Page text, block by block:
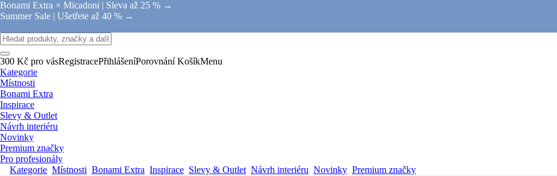
Bonami Extra × Micadoni | Sleva až 25 % →
Summer Sale | Ušetřete až 40 % →
300 Kč pro vásRegistracePřihlášeníPorovnání KošíkMenu
Kategorie
Místnosti
Bonami Extra
Inspirace
Slevy & Outlet
Návrh interiéru
Novinky
Premium značky
Pro profesionály
Kategorie Místnosti Bonami Extra Inspirace Slevy & Outlet Návrh interiéru Novinky Premium značky